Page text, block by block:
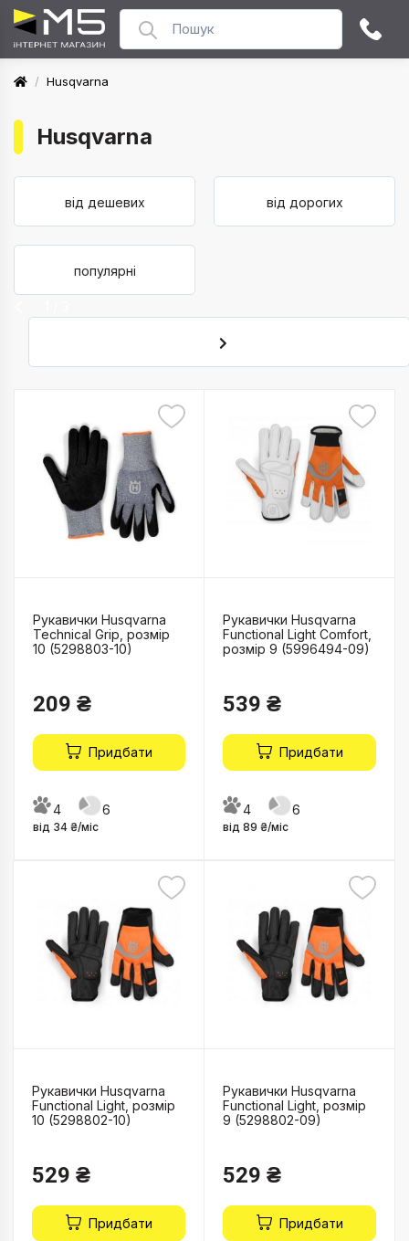
/ Husqvarna
Husqvarna
від дешевих від дорогих
популярні
Рукавички Husqvarna
Technical Grip, розмір
10 (5298803-10)
209 ₴
Придбати
4 6
від 34 ₴/міс
Рукавички Husqvarna
Functional Light Comfort,
розмір 9 (5996494-09)
539 ₴
Придбати
4 6
від 89 ₴/міс
Рукавички Husqvarna
Functional Light, розмір
10 (5298802-10)
529 ₴
Придбати
Рукавички Husqvarna
Functional Light, розмір
9 (5298802-09)
529 ₴
Придбати